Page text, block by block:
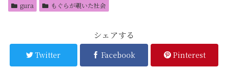
gura もぐらが覗いた社会
シェアする
Twitter Facebook Pinterest